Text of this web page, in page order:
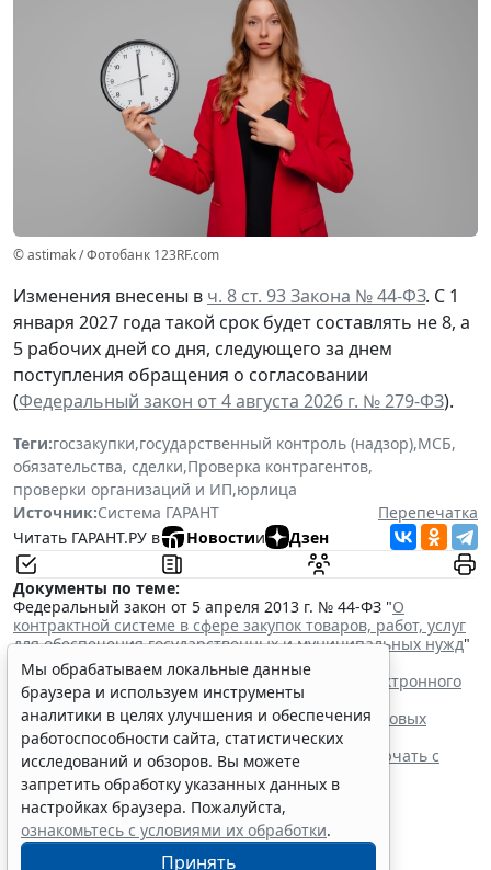
© astimak / Фотобанк 123RF.com
Изменения внесены в ч. 8 ст. 93 Закона № 44-ФЗ. С 1
января 2027 года такой срок будет составлять не 8, а
5 рабочих дней со дня, следующего за днем
поступления обращения о согласовании
(Федеральный закон от 4 августа 2026 г. № 279-ФЗ).
Теги:госзакупки,государственный контроль (надзор),МСБ,
обязательства, сделки,Проверка контрагентов,
проверки организаций и ИП,юрлица
Источник:Система ГАРАНТ
Перепечатка
Читать ГАРАНТ.РУ в
Новостии Дзен
Документы по теме:
Федеральный закон от 5 апреля 2013 г. № 44-ФЗ "О
контрактной системе в сфере закупок товаров, работ, услуг
для обеспечения государственных и муниципальных нужд"
Читайте также:
Процедуру заключения контракта по итогам электронного
запроса котировок уточнят
ФАС России рассказала об особенностях внеплановых
проверок заказчиков по 44-ФЗ
Контракты по однородным товарам можно заключать с
одним и тем же едпоставщиком
При оценке заявок нужно учитывать системы
налогообложения участников
Мы обрабатываем локальные данные
браузера и используем инструменты
аналитики в целях улучшения и обеспечения
работоспособности сайта, статистических
исследований и обзоров. Вы можете
запретить обработку указанных данных в
настройках браузера. Пожалуйста,
ознакомьтесь с условиями их обработки.
Принять